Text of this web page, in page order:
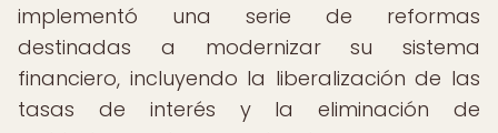
implementó una serie de reformas
destinadas a modernizar su sistema
financiero, incluyendo la liberalización de las
tasas de interés y la eliminación de